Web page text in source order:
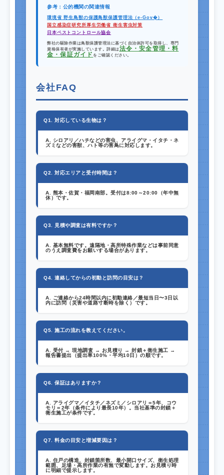
参考：公的機関の関連情報
環境省 野生鳥獣の保護鳥獣保護管理法（e-Gov�）
国立感染症研究所 厚生労働省 衛生害虫対策
日本ペストコントロール協会
弊社の駆除作業は鳥獣保護管理法に基づく自治体許可を取得し、専門
資格保有者が実施しています。詳細は法令・安全管理・料
金・保証ガイド をご確認ください。
会社FAQ
Q1. 対応している生物は？
A. シロアリ／ハチなどの害虫、アライグマ・イタチ・ネ
ズミなどの害獣、ハト等の害鳥に対応します。
Q2. 対応エリアと受付時間は？
A. 熊本・佐賀・福岡南部。受付は8:00～20:00（年中無
休） です。
Q3. 見積や調査は有料ですか？
A. 基本無料です。遠隔地・高所特殊作業などは事前同意
のうえ調査費をお願いする場合があります。
Q4. 連絡してからの初動と訪問の目安は？
A. ご連絡から24時間以内に初動連絡／最短当日〜3日以
内に訪問（災害や道路寸断時を除く）です。
Q5. 施工の流れを教えてください。
A. 受付 → 現地調査 → お見積り → 封鎖＋衛生施工 →
報告書提出（提出率100%・平均10日）の順です。
Q6. 保証はありますか？
A. アライグマ／イタチ／ネズミ／シロアリ＝5年、コウ
モリ＝2年（条件により最長10年）。当社基準の封鎖＋
衛生施工が条件です。
Q7. 料金の目安と増減要因は？
A. 住戸の構造、封鎖箇所数、最小開口サイズ、衛生処理
範囲、足場・高所作業の有無で変動します。お見積り時
に明細で提示します。